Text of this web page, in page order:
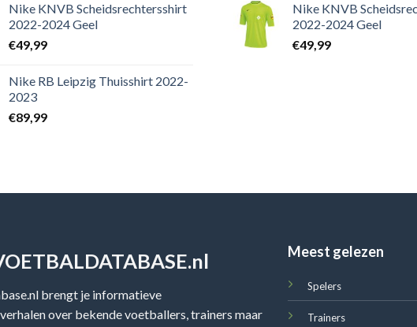
Nike KNVB Scheidsrechtersshirt
2022-2024 Geel
€49,99
Nike RB Leipzig Thuisshirt 2022-
2023
€89,99
Nike KNVB
2022-2024 Geel
€49,99
brengt je informatieve
over bekende voetballers, trainers maar
Meest gelezen
Spelers
Trainers